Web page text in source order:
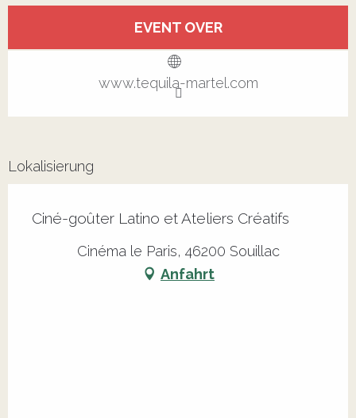
EVENT OVER
www.tequila-martel.com
Lokalisierung
Ciné-goûter Latino et Ateliers Créatifs
Cinéma le Paris, 46200 Souillac
Anfahrt